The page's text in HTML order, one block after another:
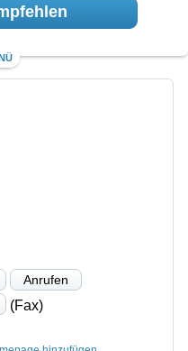
Anrufen
(Fax)